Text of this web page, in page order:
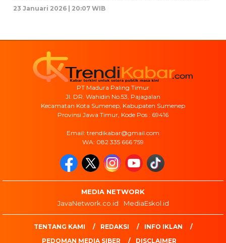
23 Januari 2026 | 20:07 WIB
PT Madura Paling Timur
Jl. DR. Wahidin No.53, Pajagalan
Kecamatan Kota Sumenep, Kabupaten Sumenep
Provinsi Jawa Timur, Kode Pos : 69416
Email: trendikabar@gmail.com
WA: 082 335 666 759
MEDIA NETWORK
JavaNetwork.co.id
MediaEskol.id
TENTANG KAMI REDAKSI
INFO IKLAN
PEDOMAN MEDIA SIBER
DISCLAIMER